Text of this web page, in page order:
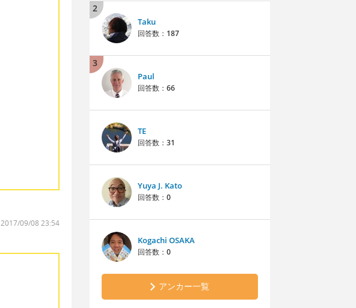
2017/09/08 23:54
2
Taku
回答数： 187
3
Paul
回答数： 66
TE
回答数： 31
Yuya J. Kato
回答数： 0
Kogachi OSAKA
回答数： 0
アンカー一覧